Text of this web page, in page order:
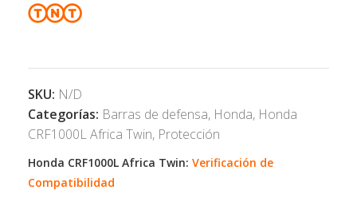
SKU: N/D
Categorías: Barras de defensa, Honda, Honda
CRF1000L Africa Twin, Protección
Honda CRF1000L Africa Twin: Verificación de
Compatibilidad